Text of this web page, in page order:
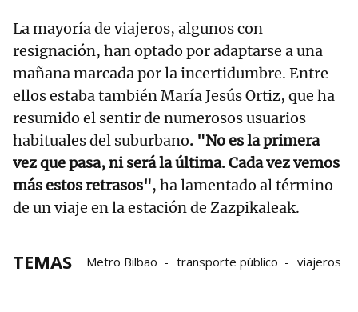
La mayoría de viajeros, algunos con
resignación, han optado por adaptarse a una
mañana marcada por la incertidumbre. Entre
ellos estaba también María Jesús Ortiz, que ha
resumido el sentir de numerosos usuarios
habituales del suburbano. "No es la primera
vez que pasa, ni será la última. Cada vez vemos
más estos retrasos", ha lamentado al término
de un viaje en la estación de Zazpikaleak.
TEMAS Metro Bilbao transporte público viajeros